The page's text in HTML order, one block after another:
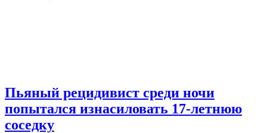
Пьяный рецидивист среди ночи
попытался изнасиловать 17-летнюю
соседку